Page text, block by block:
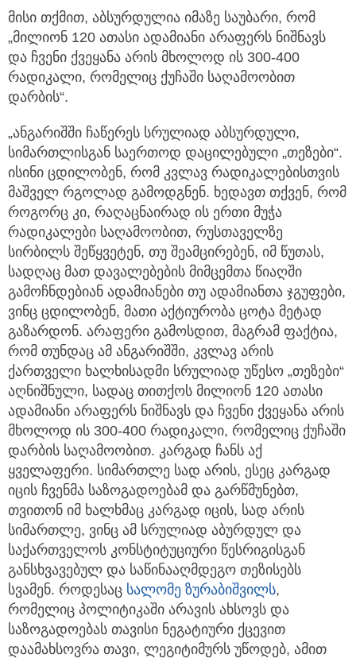
მისი თქმით, აბსურდულია იმაზე საუბარი, რომ
„მილიონ 120 ათასი ადამიანი არაფერს ნიშნავს
და ჩვენი ქვეყანა არის მხოლოდ ის 300-400
რადიკალი, რომელიც ქუჩაში საღამოობით
დარბის“.
„ანგარიშში ჩაწერეს სრულიად აბსურდული,
სიმართლისგან საერთოდ დაცილებული „თეზები“.
ისინი ცდილობენ, რომ კვლავ რადიკალებისთვის
მაშველ რგოლად გამოდგნენ. ხედავთ თქვენ, რომ
როგორც კი, რაღაცნაირად ის ერთი მუჭა
რადიკალები საღამოობით, რუსთაველზე
სირბილს შეწყვეტენ, თუ შეამცირებენ, იმ წუთას,
სადღაც მათ დავალებების მიმცემთა წიაღში
გამოჩნდებიან ადამიანები თუ ადამიანთა ჯგუფები,
ვინც ცდილობენ, მათი აქტიურობა ცოტა მეტად
გაზარდონ. არაფერი გამოსდით, მაგრამ ფაქტია,
რომ თუნდაც ამ ანგარიშში, კვლავ არის
ქართველი ხალხისადმი სრულიად უწესო „თეზები“
აღნიშნული, სადაც თითქოს მილიონ 120 ათასი
ადამიანი არაფერს ნიშნავს და ჩვენი ქვეყანა არის
მხოლოდ ის 300-400 რადიკალი, რომელიც ქუჩაში
დარბის საღამოობით. კარგად ჩანს აქ
ყველაფერი. სიმართლე სად არის, ესეც კარგად
იცის ჩვენმა საზოგადოებამ და გარწმუნებთ,
თვითონ იმ ხალხმაც კარგად იცის, სად არის
სიმართლე, ვინც ამ სრულიად აბურდულ და
საქართველოს კონსტიტუციური წესრიგისგან
განსხვავებულ და საწინააღმდეგო თეზისებს
სვამენ. როდესაც სალომე ზურაბიშვილს,
რომელიც პოლიტიკაში არავის ახსოვს და
საზოგადოებას თავისი ნეგატიური ქცევით
დაამახსოვრა თავი, ლეგიტიმურს უწოდებ, ამით